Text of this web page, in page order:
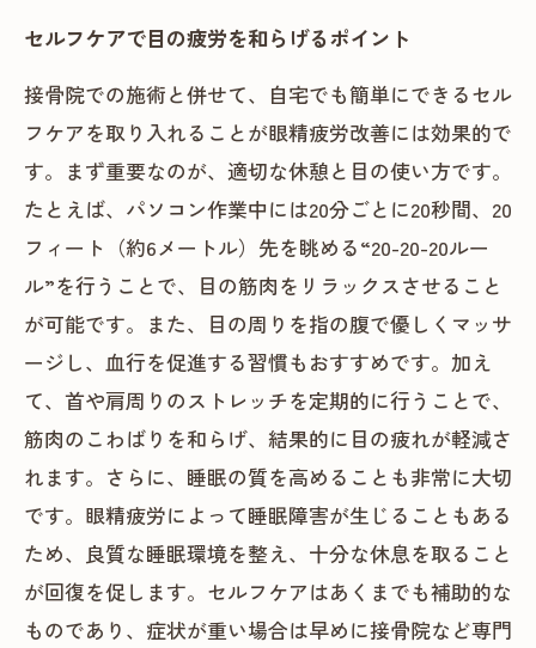
セルフケアで目の疲労を和らげるポイント
接骨院での施術と併せて、自宅でも簡単にできるセル
フケアを取り入れることが眼精疲労改善には効果的で
す。まず重要なのが、適切な休憩と目の使い方です。
たとえば、パソコン作業中には20分ごとに20秒間、20
フィート（約6メートル）先を眺める“20-20-20ルー
ル”を行うことで、目の筋肉をリラックスさせること
が可能です。また、目の周りを指の腹で優しくマッサ
ージし、血行を促進する習慣もおすすめです。加え
て、首や肩周りのストレッチを定期的に行うことで、
筋肉のこわばりを和らげ、結果的に目の疲れが軽減さ
れます。さらに、睡眠の質を高めることも非常に大切
です。眼精疲労によって睡眠障害が生じることもある
ため、良質な睡眠環境を整え、十分な休息を取ること
が回復を促します。セルフケアはあくまでも補助的な
ものであり、症状が重い場合は早めに接骨院など専門